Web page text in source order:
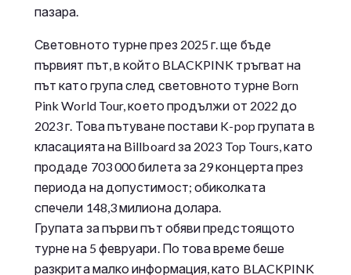
пазара.
Световното турне през 2025 г. ще бъде
първият път, в който BLACKPINK тръгват на
път като група след световното турне Born
Pink World Tour, което продължи от 2022 до
2023 г. Това пътуване постави K-pop групата в
класацията на Billboard за 2023 Top Tours, като
продаде 703 000 билета за 29 концерта през
периода на допустимост; обиколката
спечели 148,3 милиона долара.
Групата за първи път обяви предстоящото
турне на 5 февруари. По това време беше
разкрита малко информация, като BLACKPINK